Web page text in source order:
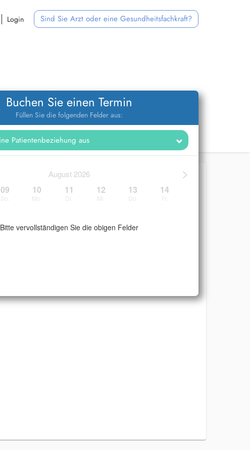
Login Sind Sie Arzt oder eine Gesundheitsfachkraft?
Buchen Sie einen Termin
Füllen Sie die folgenden Felder aus:
>
August 2026
09 10 11 12 13 14
Bitte vervollständigen Sie die obigen Felder